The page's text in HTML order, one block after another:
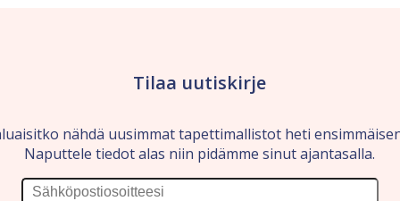
Tilaa uutiskirje
nähdä uusimmat tapettimallistot heti
Naputtele tiedot alas niin pidämme sinut ajantasalla.